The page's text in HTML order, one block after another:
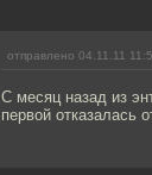
отправлено 04.11.11
С месяц назад из
первой отказалась